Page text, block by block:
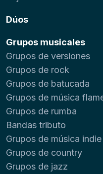
Dúos
Grupos musicales
Grupos de versiones
Grupos de rock
Grupos de batucada
Grupos de música
Grupos de rumba
Bandas tributo
Grupos de música indie
Grupos de country
Grupos de jazz